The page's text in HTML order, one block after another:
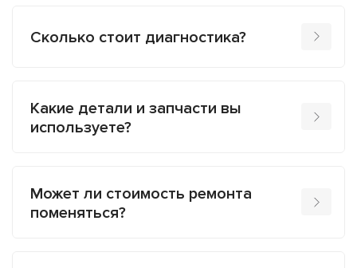
Сколько стоит диагностика?
Какие детали и запчасти вы
используете?
Может ли стоимость ремонта
поменяться?